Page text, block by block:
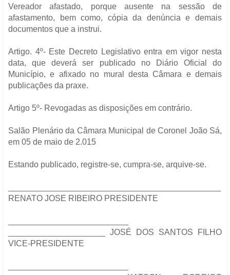
Vereador afastado, porque ausente na sessão de
afastamento, bem como, cópia da denúncia e demais
documentos que a instrui.
Artigo. 4º- Este Decreto Legislativo entra em vigor nesta
data, que deverá ser publicado no Diário Oficial do
Município, e afixado no mural desta Câmara e demais
publicações da praxe.
Artigo 5º- Revogadas as disposições em contrário.
Salão Plenário da Câmara Municipal de Coronel João Sá,
em 05 de maio de 2.015
Estando publicado, registre-se, cumpra-se, arquive-se.
RENATO JOSE RIBEIRO PRESIDENTE
_____________________ JOSÉ DOS SANTOS FILHO
VICE-PRESIDENTE